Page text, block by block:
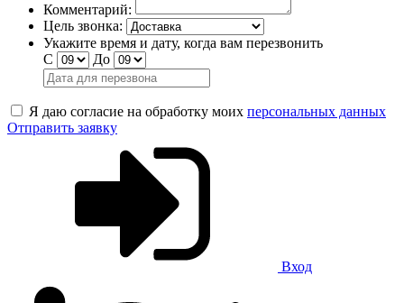
Комментарий:
Цель звонка:
Укажите время и дату, когда вам перезвонить
С
До
Я даю согласие на обработку моих персональных данных
Отправить заявку
Вход